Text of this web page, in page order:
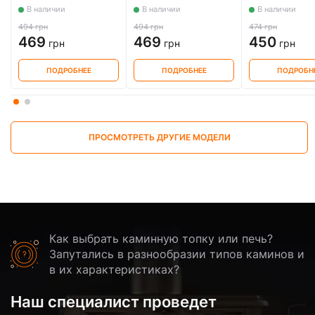
В наличии
494 грн
469 грн
ПОДРОБНЕЕ
В наличии
494 грн
469 грн
ПОДРОБНЕЕ
В наличии
474 грн
450 грн
ПРОСМОТРЕТЬ ДРУГИЕ МОДЕЛИ
Как выбрать каминную топку или печь?
Запутались в разнообразии типов каминов и
в их характеристиках?
Наш специалист проведет